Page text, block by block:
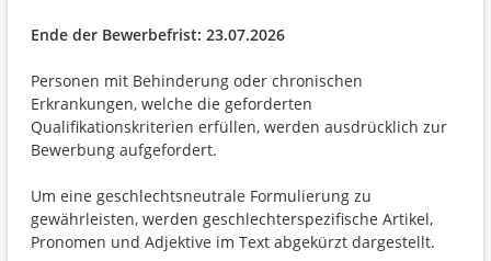
Ende der Bewerbefrist: 23.07.2026
Personen mit Behinderung oder chronischen
Erkrankungen, welche die geforderten
Qualifikationskriterien erfüllen, werden ausdrücklich zur
Bewerbung aufgefordert.
Um eine geschlechtsneutrale Formulierung zu
gewährleisten, werden geschlechterspezifische Artikel,
Pronomen und Adjektive im Text abgekürzt dargestellt.